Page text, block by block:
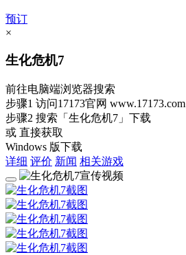
预订
×
生化危机7
前往电脑端浏览器搜索
步骤1 访问17173官网 www.17173.com
步骤2 搜索 「生化危机7」 下载
或 直接获取
Windows 版下载
详细 评价 新闻 相关游戏